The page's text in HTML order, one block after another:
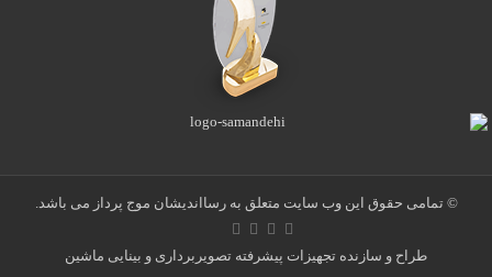
© تمامی حقوق این وب سایت متعلق به رسااندیشان موج پرداز می باشد.
طراح و سازنده تجهیزات پیشرفته تصویربرداری و بینایی ماشین